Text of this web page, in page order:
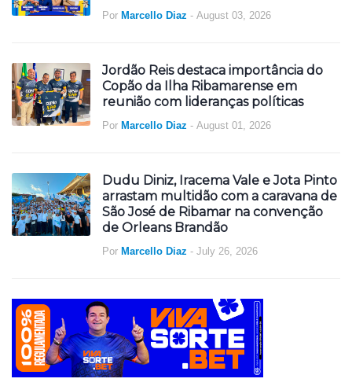
Por Marcello Diaz - August 03, 2026
Jordão Reis destaca importância do
Copão da Ilha Ribamarense em
reunião com lideranças políticas
Por Marcello Diaz - August 01, 2026
Dudu Diniz, Iracema Vale e Jota Pinto
arrastam multidão com a caravana de
São José de Ribamar na convenção
de Orleans Brandão
Por Marcello Diaz - July 26, 2026